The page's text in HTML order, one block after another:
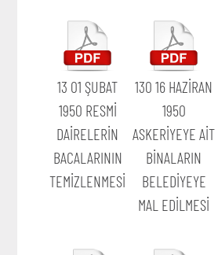
13 01 ŞUBAT
1950 RESMİ
DAİRELERİN
BACALARININ
TEMİZLENMESİ
130 16 HAZİRAN
1950
ASKERİYEYE AİT
BİNALARIN
BELEDİYEYE
MAL EDİLMESİ